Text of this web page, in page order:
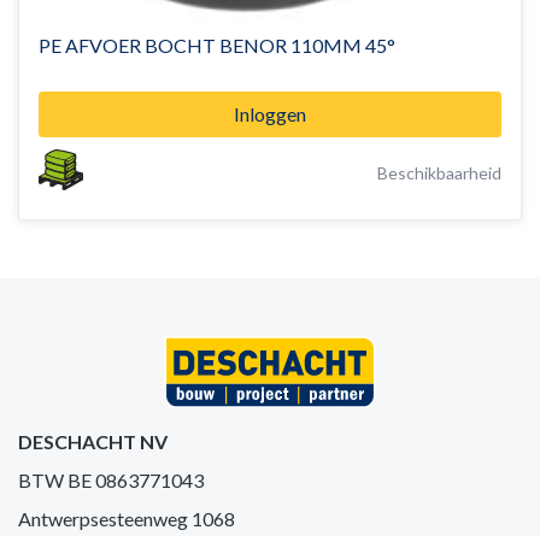
PE AFVOER BOCHT BENOR 110MM 45°
Inloggen
Beschikbaarheid
DESCHACHT NV
BTW BE 0863771043
Antwerpsesteenweg 1068